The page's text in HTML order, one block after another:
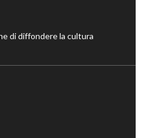
di diffondere la cultura